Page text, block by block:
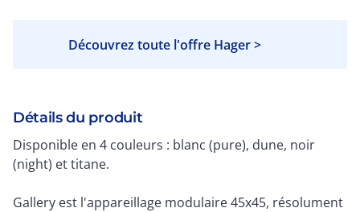
Découvrez toute l'offre Hager >
Détails du produit
Disponible en 4 couleurs : blanc (pure), dune, noir
(night) et titane.
Gallery est l'appareillage modulaire 45x45, résolument